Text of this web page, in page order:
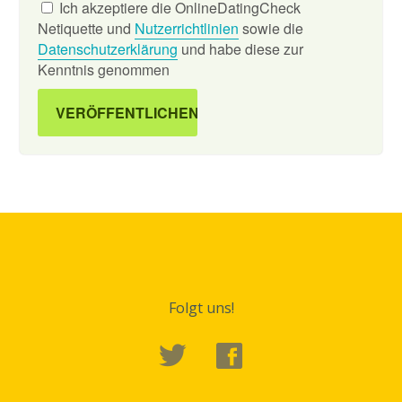
Ich akzeptiere die OnlineDatingCheck
Netiquette und Nutzerrichtlinien sowie die
Datenschutzerklärung und habe diese zur
Kenntnis genommen
Folgt uns!